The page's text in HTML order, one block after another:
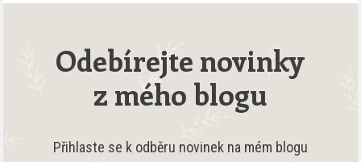
Odebírejte novinky
z mého blogu
Přihlaste se k odběru novinek na mém blogu